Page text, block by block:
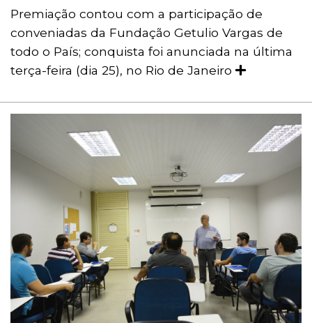
Premiação contou com a participação de
conveniadas da Fundação Getulio Vargas de
todo o País; conquista foi anunciada na última
terça-feira (dia 25), no Rio de Janeiro